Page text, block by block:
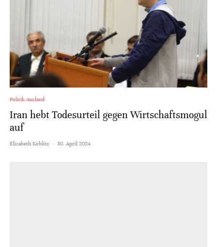
Politik Ausland
Iran hebt Todesurteil gegen Wirtschaftsmogul
auf
Elisabeth Koblitz · 30. April 2024